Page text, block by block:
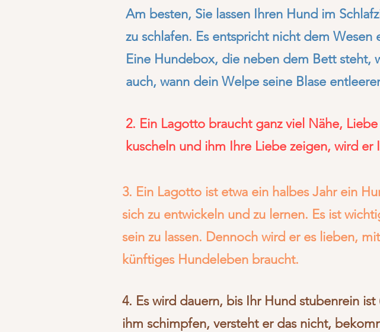
Am besten, Sie lassen Ihren Hund im
zu schlafen. Es entspricht nicht dem
Eine Hundebox, die neben dem Bett steht,
auch, wann dein Welpe seine Blase
2. Ein Lagotto braucht ganz viel Nähe,
kuscheln und ihm Ihre Liebe zeigen, wird
3. Ein Lagotto ist etwa ein halbes Jahr ein
sich zu entwickeln und zu lernen. Es ist
sein zu lassen. Dennoch wird er es lieben,
künftiges Hundeleben braucht.
4. Es wird dauern, bis Ihr Hund stubenrein
ihm schimpfen, versteht er das nicht,